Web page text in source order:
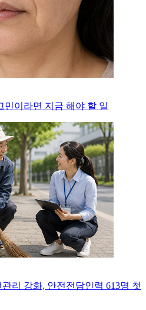
민이라면 지금 해야 할 일
리 강화, 안전전담인력 613명 첫